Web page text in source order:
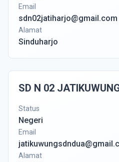
Email
sdn02jatiharjo@gmail.com
Alamat
Sinduharjo
SD N 02
Status
Negeri
Email
Alamat